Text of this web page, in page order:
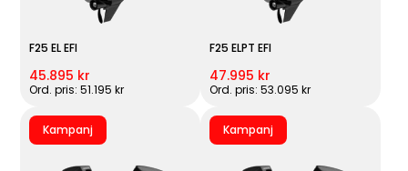
F25 EL EFI
45.895 kr
Ord. pris: 51.195 kr
F25 ELPT EFI
47.995 kr
Ord. pris: 53.095 kr
Kampanj Kampanj